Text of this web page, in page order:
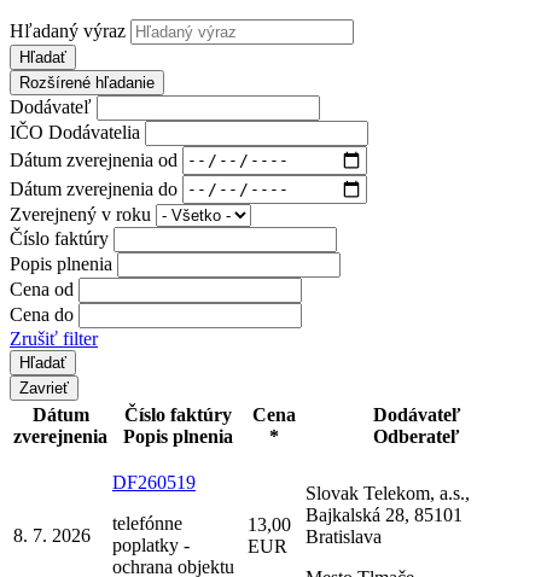
Hľadaný výraz
Hľadať
Rozšírené hľadanie
Dodávateľ
IČO Dodávatelia
Dátum zverejnenia od
Dátum zverejnenia do
Zverejnený v roku
Číslo faktúry
Popis plnenia
Cena od
Cena do
Zrušiť filter
Zavrieť
Dátum
zverejnenia
Číslo faktúry
Popis plnenia
Cena
*
Dodávateľ
Odberateľ
8. 7. 2026
DF260519
telefónne
poplatky -
ochrana objektu
13,00
EUR
Slovak Telekom, a.s.,
Bajkalská 28, 85101
Bratislava